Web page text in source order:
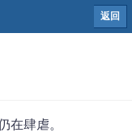
返回
在肆虐。